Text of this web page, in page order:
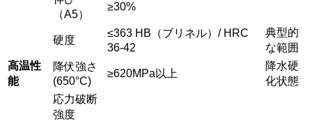
（A5）
≥30%
硬度
≤363 HB（ブリネル）/ HRC
36-42
典型的
な範囲
高温性
能
降伏強さ
(650°C)
≥620MPa以上
降水硬
化状態
応力破断
強度